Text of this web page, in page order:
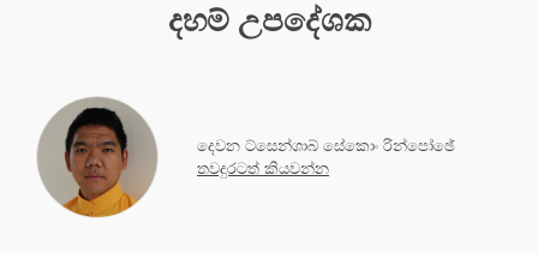
දහම් උපදේශක
දෙවන ට්සෙන්ශාබ් සේකොං රින්පෝඡේ
තවදුරටත් කියවන්න